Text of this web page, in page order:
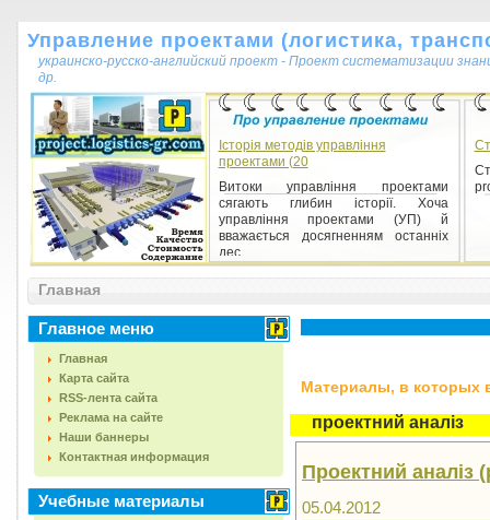
Управление проектами (логистика,
украинско-русско-английский проект - Проект систематизации
др.
Історія методів управління
проектами (20
Витоки управління проектами
сягають глибин історії. Хоча
управління проектами (УП) й
вважається досягненням останніх
дес...
Главная
Главное меню
Главная
Карта сайта
RSS-лента сайта
Реклама на сайте
Наши баннеры
Контактная информация
Учебные материалы
Материалы, в которых
проектний аналіз
Проектний аналіз
05.04.2012